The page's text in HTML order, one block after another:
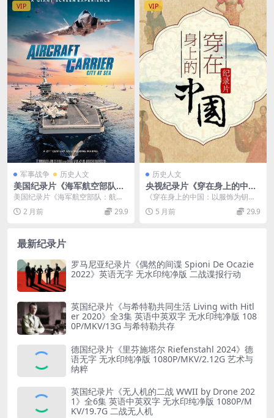
VIP
军事战争 历史人文
美国纪录片《海军航空部队：
航母和飞机 Naval Aviation:
Carriers & Aircraft 2017》
英语中英双字 无水印纯净版 7
美国纪录片《海军航空部队：航母
和飞机 Naval Aviation: Carri...
2 月前 29.9
VIP
历史人文
央视纪录片《穿在身上的中国
2016》全6集 国语中字 1080
P/TS/15.9G 中国服饰
《穿在身上的中国：以服饰为钥解
锁文化密码》 在历史的长河中，服
饰宛如一颗璀璨的明...
5 月前 29.9
最新纪录片
罗马尼亚纪录片《偶然的间谍 Spioni De Ocazie
2022》英语无字 无水印纯净版 二战谍报行动
英国纪录片《与希特勒共同生活 Living with Hitl
er 2020》全3集 英语中英双字 无水印纯净版 108
0P/MKV/13G 与希特勒共存
德国纪录片《里芬施塔尔 Riefenstahl 2024》德
语无字 无水印纯净版 1080P/MKV/2.12G 艺术与
纳粹
英国纪录片《无人机的二战 WWII by Drone 202
1》全6集 英语中英双字 无水印纯净版 1080P/M
KV/19.7G 二战无人机